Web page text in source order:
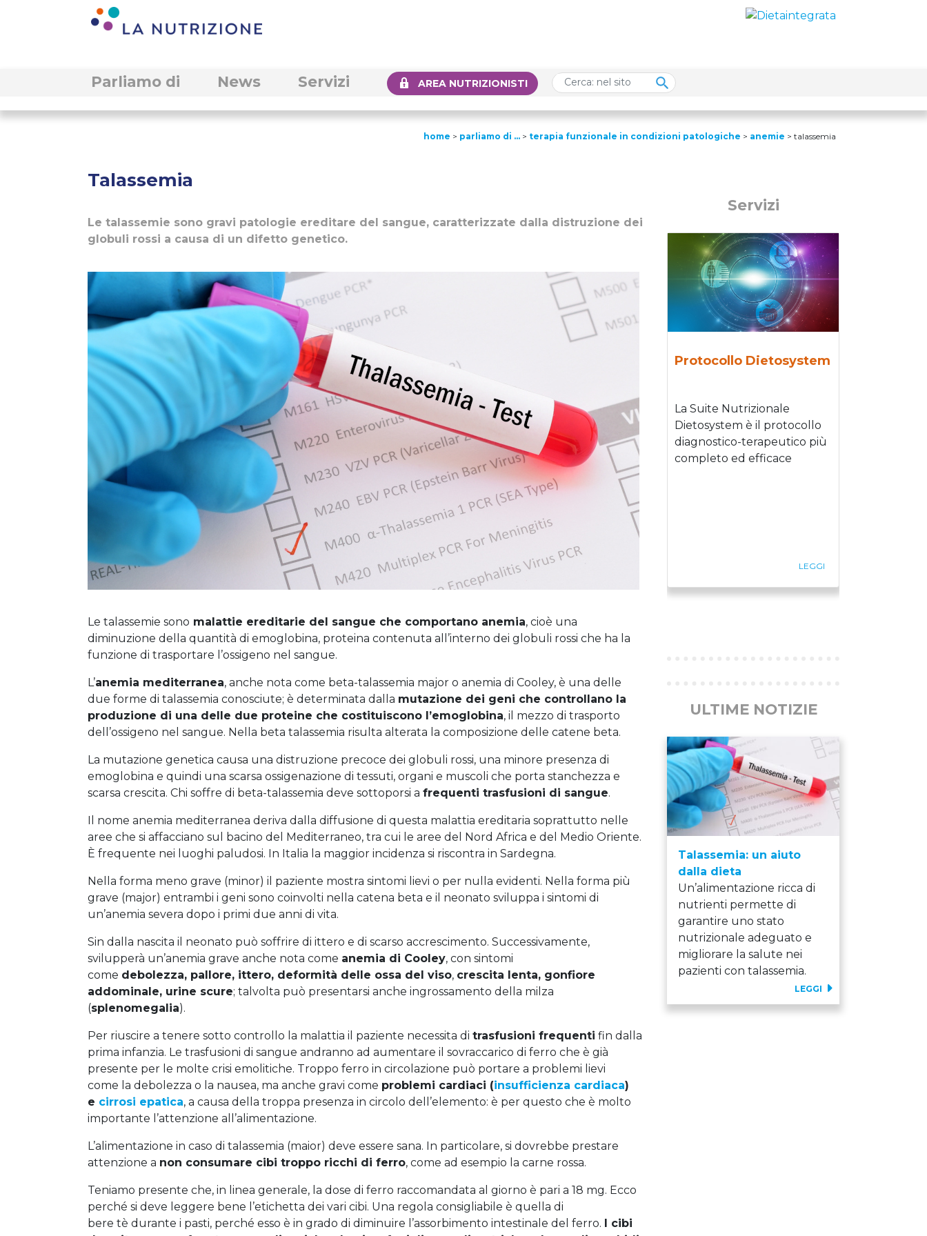
Parliamo di News Servizi AREA NUTRIZIONISTI
home > parliamo di … > terapia funzionale in condizioni patologiche > anemie > talassemia
Talassemia
Le talassemie sono gravi patologie ereditare del sangue, caratterizzate dalla distruzione dei
globuli rossi a causa di un difetto genetico.
Le talassemie sono malattie ereditarie del sangue che comportano anemia, cioè una
diminuzione della quantità di emoglobina, proteina contenuta all’interno dei globuli rossi che ha la
funzione di trasportare l’ossigeno nel sangue.
L’anemia mediterranea, anche nota come beta-talassemia major o anemia di Cooley, è una delle
due forme di talassemia conosciute; è determinata dalla mutazione dei geni che controllano la
produzione di una delle due proteine che costituiscono l’emoglobina, il mezzo di trasporto
dell’ossigeno nel sangue. Nella beta talassemia risulta alterata la composizione delle catene beta.
La mutazione genetica causa una distruzione precoce dei globuli rossi, una minore presenza di
emoglobina e quindi una scarsa ossigenazione di tessuti, organi e muscoli che porta stanchezza e
scarsa crescita. Chi soffre di beta-talassemia deve sottoporsi a frequenti trasfusioni di sangue.
Il nome anemia mediterranea deriva dalla diffusione di questa malattia ereditaria soprattutto nelle
aree che si affacciano sul bacino del Mediterraneo, tra cui le aree del Nord Africa e del Medio Oriente.
È frequente nei luoghi paludosi. In Italia la maggior incidenza si riscontra in Sardegna.
Nella forma meno grave (minor) il paziente mostra sintomi lievi o per nulla evidenti. Nella forma più
grave (major) entrambi i geni sono coinvolti nella catena beta e il neonato sviluppa i sintomi di
un’anemia severa dopo i primi due anni di vita.
Sin dalla nascita il neonato può soffrire di ittero e di scarso accrescimento. Successivamente,
svilupperà un’anemia grave anche nota come anemia di Cooley, con sintomi
come debolezza, pallore, ittero, deformità delle ossa del viso, crescita lenta, gonfiore
addominale, urine scure; talvolta può presentarsi anche ingrossamento della milza
(splenomegalia).
Per riuscire a tenere sotto controllo la malattia il paziente necessita di trasfusioni frequenti fin dalla
prima infanzia. Le trasfusioni di sangue andranno ad aumentare il sovraccarico di ferro che è già
presente per le molte crisi emolitiche. Troppo ferro in circolazione può portare a problemi lievi
come la debolezza o la nausea, ma anche gravi come problemi cardiaci (insufficienza cardiaca)
e cirrosi epatica, a causa della troppa presenza in circolo dell’elemento: è per questo che è molto
importante l’attenzione all’alimentazione.
L’alimentazione in caso di talassemia (maior) deve essere sana. In particolare, si dovrebbe prestare
attenzione a non consumare cibi troppo ricchi di ferro, come ad esempio la carne rossa.
Teniamo presente che, in linea generale, la dose di ferro raccomandata al giorno è pari a 18 mg. Ecco
perché si deve leggere bene l’etichetta dei vari cibi. Una regola consigliabile è quella di
bere tè durante i pasti, perché esso è in grado di diminuire l’assorbimento intestinale del ferro. I cibi
Servizi
Protocollo Dietosystem
La Suite Nutrizionale
Dietosystem è il protocollo
diagnostico-terapeutico più
completo ed efficace
LEGGI
ULTIME NOTIZIE
Talassemia: un aiuto
dalla dieta
Un’alimentazione ricca di
nutrienti permette di
garantire uno stato
nutrizionale adeguato e
migliorare la salute nei
pazienti con talassemia.
LEGGI